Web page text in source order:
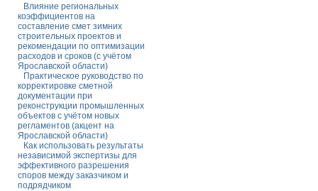
Влияние региональных
коэффициентов на
составление смет зимних
строительных проектов и
рекомендации по оптимизации
расходов и сроков (с учётом
Ярославской области)
Практическое руководство по
корректировке сметной
документации при
реконструкции промышленных
объектов с учётом новых
регламентов (акцент на
Ярославской области)
Как использовать результаты
независимой экспертизы для
эффективного разрешения
споров между заказчиком и
подрядчиком